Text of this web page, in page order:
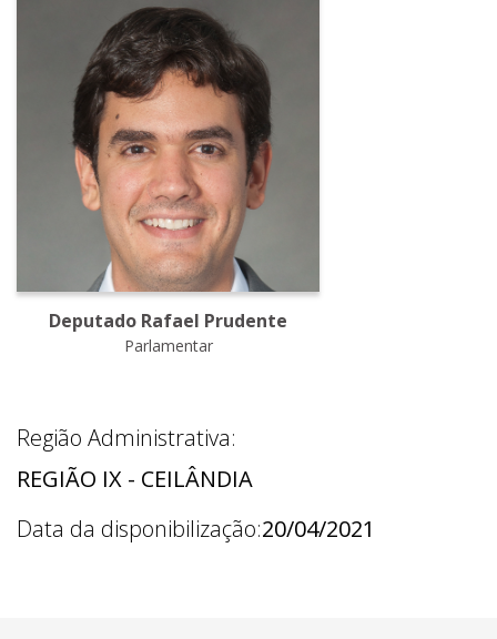
Deputado Rafael Prudente
Parlamentar
Região Administrativa:
REGIÃO IX - CEILÂNDIA
Data da disponibilização:20/04/2021